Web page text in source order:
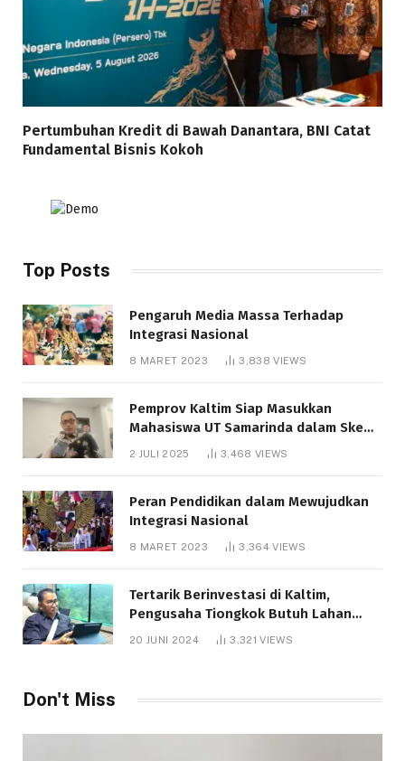
Pertumbuhan Kredit di Bawah Danantara, BNI Catat
Fundamental Bisnis Kokoh
Top Posts
Pengaruh Media Massa Terhadap
Integrasi Nasional
8 MARET 2023 3,838VIEWS
Pemprov Kaltim Siap Masukkan
Mahasiswa UT Samarinda dalam Skema
Bantuan Pendidikan Gratispol
2 JULI 2025 3,468 VIEWS
Peran Pendidikan dalam Mewujudkan
Integrasi Nasional
8 MARET 2023 3,364VIEWS
Tertarik Berinvestasi di Kaltim,
Pengusaha Tiongkok Butuh Lahan
1.000 Hektare
20 JUNI 2024 3,321VIEWS
Don't Miss